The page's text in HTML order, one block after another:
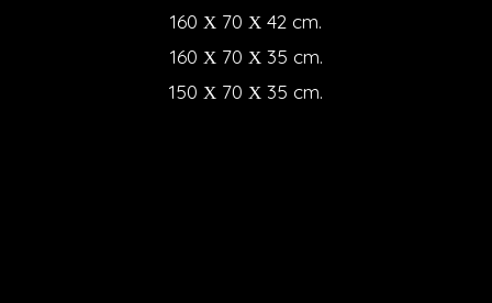
160 Χ 70 Χ 42 cm.
160 Χ 70 Χ 35 cm.
150 Χ 70 Χ 35 cm.